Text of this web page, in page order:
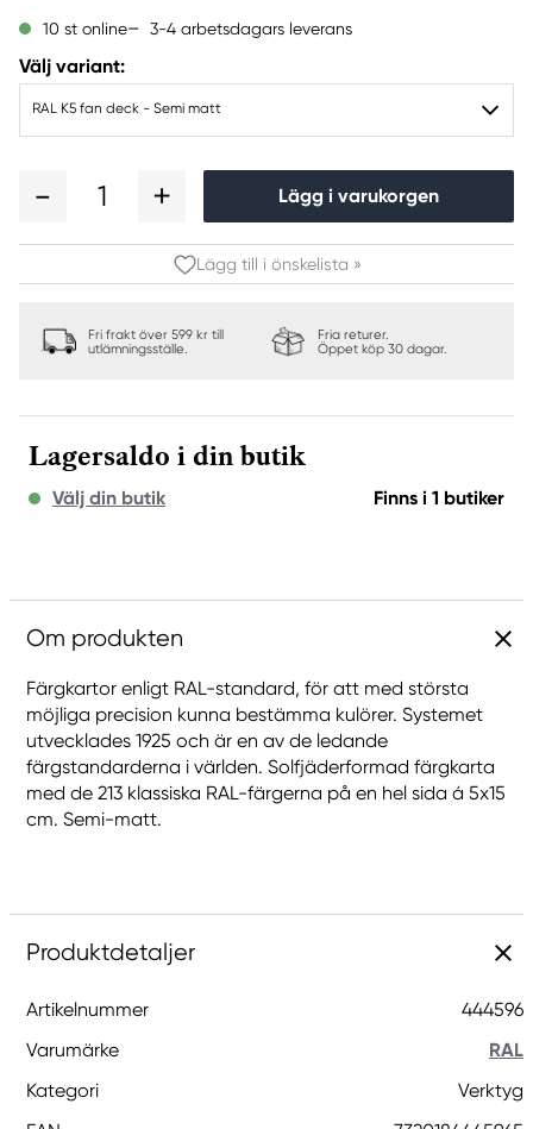
10 st online 3-4 arbetsdagars leverans
Välj variant:
RAL K5 fan deck - Semi matt
1 Lägg i varukorgen
Lägg till i önskelista »
Fri frakt över 599 kr till
utlämningsställe.
Fria returer.
Öppet köp 30 dagar.
Lagersaldo i din butik
Välj din butik Finns i 1 butiker
Om produkten
Färgkartor enligt RAL-standard, för att med största
möjliga precision kunna bestämma kulörer. Systemet
utvecklades 1925 och är en av de ledande
färgstandarderna i världen. Solfjäderformad färgkarta
med de 213 klassiska RAL-färgerna på en hel sida á 5x15
cm. Semi-matt.
Produktdetaljer
Artikelnummer
444596
Varumärke
RAL
Kategori
Verktyg